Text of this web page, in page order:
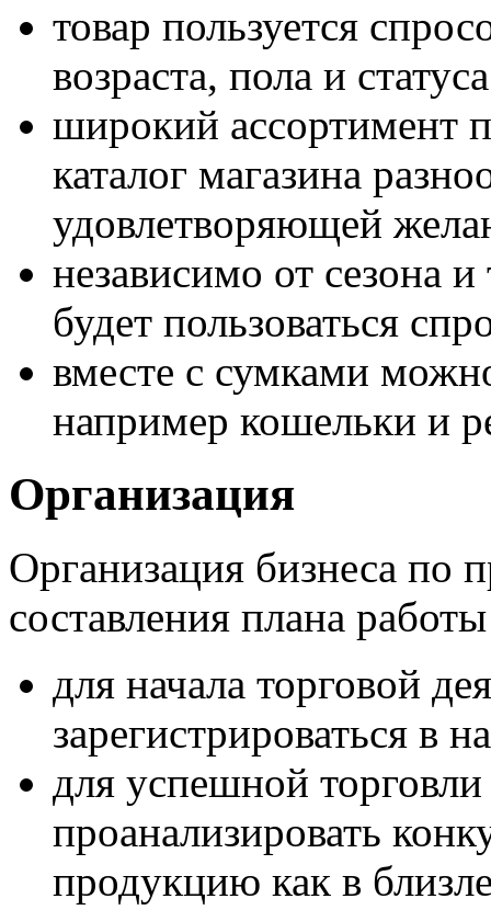
товар пользуется
возраста, пола и
широкий ассортимент
каталог магазина
удовлетворяющей
независимо от сезона
будет пользоваться
вместе с сумками
например кошельки и
Организация
Организация бизнеса по
составления плана
для начала торговой
зарегистрироваться в
для успешной
проанализировать
продукцию как в